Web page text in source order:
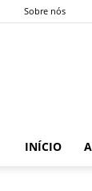
Sobre nós
INÍCIO